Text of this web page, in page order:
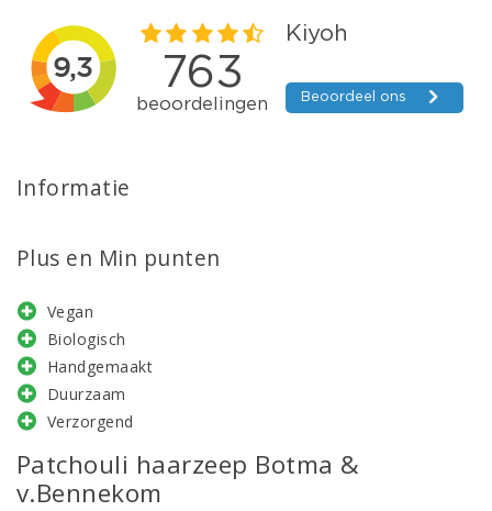
Informatie
Plus en Min punten
Vegan
Biologisch
Handgemaakt
Duurzaam
Verzorgend
Patchouli haarzeep Botma &
v.Bennekom